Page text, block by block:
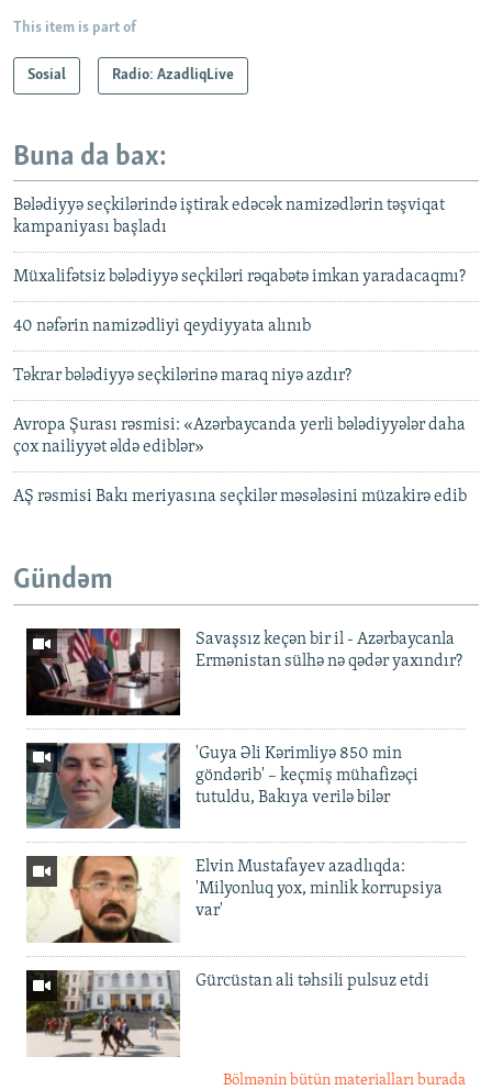
This item is part of
Sosial Radio: AzadliqLive
Buna da bax:
Bələdiyyə seçkilərində iştirak edəcək namizədlərin təşviqat
kampaniyası başladı
Müxalifətsiz bələdiyyə seçkiləri rəqabətə imkan yaradacaqmı?
40 nəfərin namizədliyi qeydiyyata alınıb
Təkrar bələdiyyə seçkilərinə maraq niyə azdır?
Avropa Şurası rəsmisi: «Azərbaycanda yerli bələdiyyələr daha
çox nailiyyət əldə ediblər»
AŞ rəsmisi Bakı meriyasına seçkilər məsələsini müzakirə edib
Gündəm
Savaşsız keçən bir il - Azərbaycanla
Ermənistan sülhə nə qədər yaxındır?
'Guya Əli Kərimliyə 850 min
göndərib' – keçmiş mühafizəçi
tutuldu, Bakıya verilə bilər
Elvin Mustafayev azadlıqda:
'Milyonluq yox, minlik korrupsiya
var'
Gürcüstan ali təhsili pulsuz etdi
Bölmənin bütün materialları burada